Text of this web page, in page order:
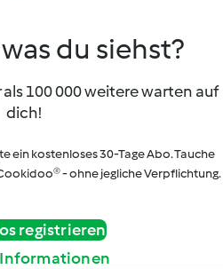
du siehst?
100 000 weitere warten auf
dich!
ein kostenloses 30-Tage Abo. Tauche
- ohne jegliche Verpflichtung.
registrieren